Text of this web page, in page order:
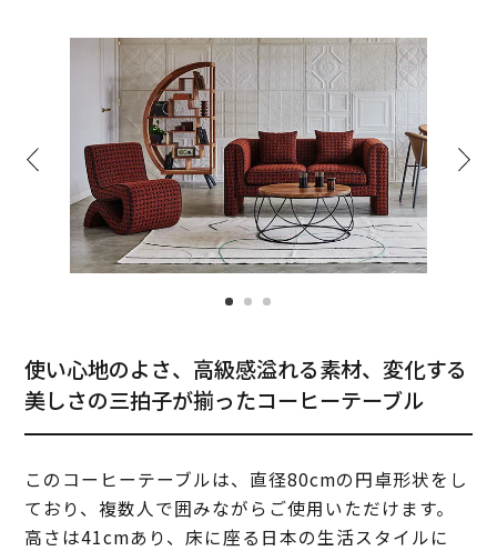
使い心地のよさ、高級感溢れる素材、変化する
美しさの三拍子が揃ったコーヒーテーブル
このコーヒーテーブルは、直径80cmの円卓形状をし
ており、複数人で囲みながらご使用いただけます。
高さは41cmあり、床に座る日本の生活スタイルに